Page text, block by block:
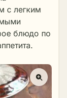
с легким
блюдо по